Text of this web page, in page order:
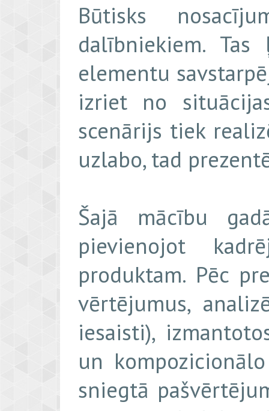
Būtisks
dalībniekiem.
elementu
izriet no
scenārijs tiek
uzlabo, tad
Šajā mācību
pievienojot
produktam. Pēc
vērtējumus,
iesaisti),
un
sniegtā